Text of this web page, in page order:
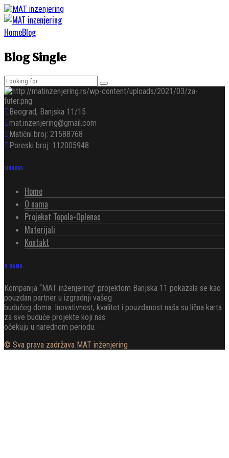
HomeBlog
Blog Single
Beograd, Banjska 11/15
mat.inzenjering@gmail.com
Matični broj: 21588768
Poreski broj: 112005948
LINKOVI
Home
O nama
Projekat Topola-Oplenac
Materijali
Kontakt
O NAMA
Kompanija “MAT inženjering” projektom Banjska 11 pokazala se kao
pouzdan partner u izgradnji vašeg
budućeg doma. Inovativnost, kvalitet i pouzdanost naša su lična karta
za sve buduće projekte koji nas
očekuju u narednom periodu.
© Sva prava zadržava MAT inženjering